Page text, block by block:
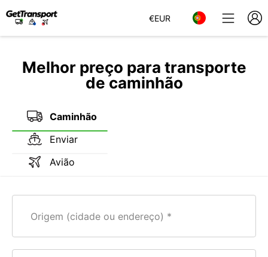
€EUR
Melhor preço para transporte
de caminhão
Caminhão
Enviar
Avião
Origem (cidade ou endereço)